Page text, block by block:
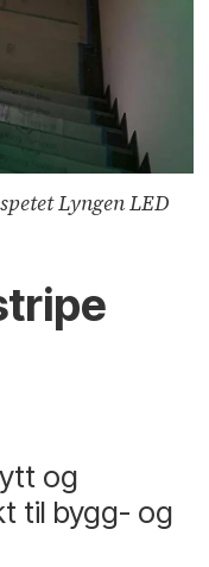
Lyngen LED
og
til bygg- og